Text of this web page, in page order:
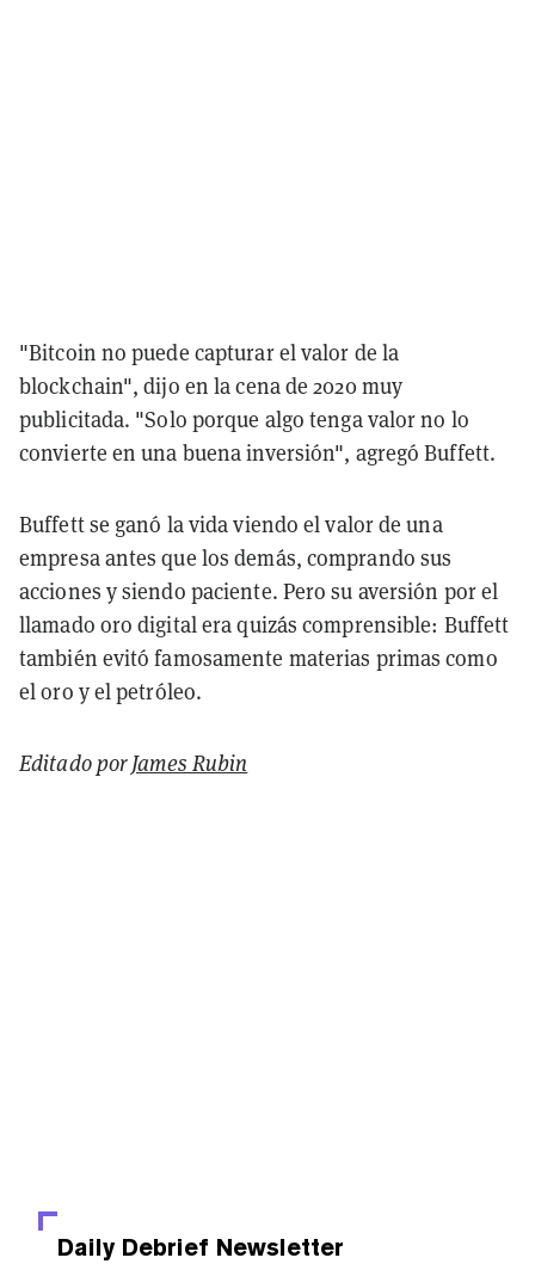
"Bitcoin no puede capturar el valor de la
blockchain", dijo en la cena de 2020 muy
publicitada. "Solo porque algo tenga valor no lo
convierte en una buena inversión", agregó Buffett.
Buffett se ganó la vida viendo el valor de una
empresa antes que los demás, comprando sus
acciones y siendo paciente. Pero su aversión por el
llamado oro digital era quizás comprensible: Buffett
también evitó famosamente materias primas como
el oro y el petróleo.
Editado porJames Rubin
Daily Debrief Newsletter